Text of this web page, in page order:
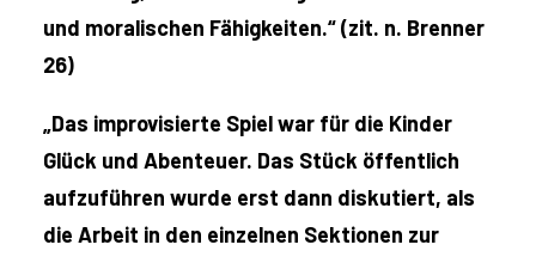
und moralischen Fähigkeiten.“ (zit. n. Brenner
26)
„Das improvisierte Spiel war für die Kinder
Glück und Abenteuer. Das Stück öffentlich
aufzuführen wurde erst dann diskutiert, als
die Arbeit in den einzelnen Sektionen zur